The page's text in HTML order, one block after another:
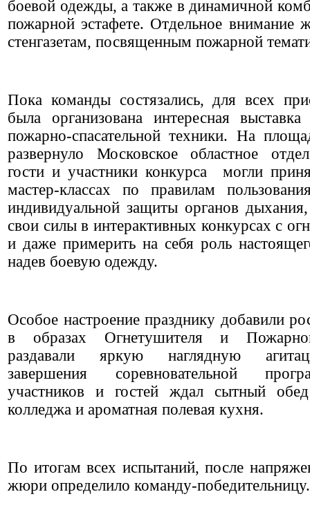
боевой одежды, а также в динамичной
пожарной эстафете. Отдельное внимание
стенгазетам, посвященным пожарной
Пока команды состязались, для всех
была организована интересная выставка
пожарно-спасательной техники. На
развернуло Московское областное
гости и участники конкурса могли
мастер-классах по правилам
индивидуальной защиты органов
свои силы в интерактивных конкурсах с
и даже примерить на себя роль
надев боевую одежду.
Особое настроение празднику добавили
в образах Огнетушителя и
раздавали яркую наглядную
завершения соревновательной
участников и гостей ждал сытный
колледжа и ароматная полевая кухня.
По итогам всех испытаний, после
жюри определило команду-победительницу.